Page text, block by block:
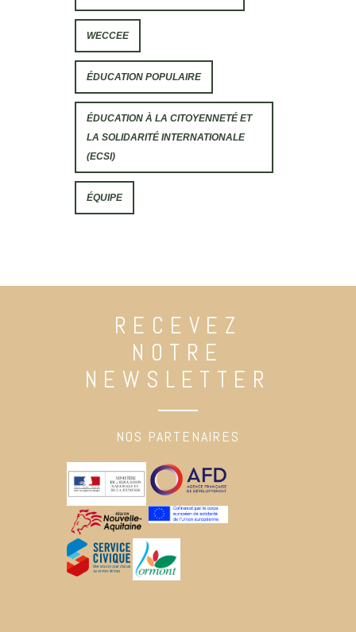
WECCEE
ÉDUCATION POPULAIRE
ÉDUCATION À LA CITOYENNETÉ ET
LA SOLIDARITÉ INTERNATIONALE
(ECSI)
ÉQUIPE
RECEVEZ
NOTRE
NEWSLETTER
NOS PARTENAIRES